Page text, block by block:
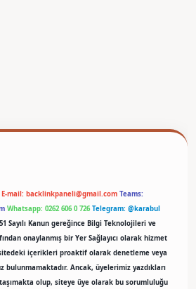
E-mail: backlinkpaneli@gmail.com Teams:
Whatsapp: 0262 606 0 726 Telegram: @karabul
Sayılı Kanun gereğince Bilgi Teknolojileri ve
onaylanmış bir Yer Sağlayıcı olarak hizmet
içerikleri proaktif olarak denetleme veya
bulunmamaktadır. Ancak, üyelerimiz yazdıkları
olup, siteye üye olarak bu sorumluluğu